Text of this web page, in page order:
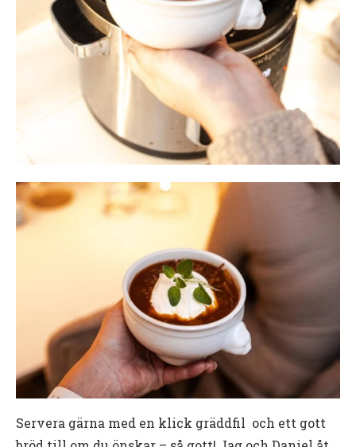
Servera gärna med en klick gräddfil och ett gott